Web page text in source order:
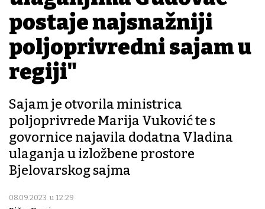
postaje najsnažniji
poljoprivredni sajam u
regiji"
Sajam je otvorila ministrica
poljoprivrede Marija Vuković te s
govornice najavila dodatna Vladina
ulaganja u izložbene prostore
Bjelovarskog sajma
08.09.2023. u 12:29